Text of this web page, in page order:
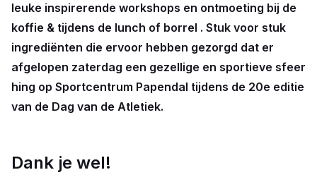
leuke inspirerende workshops en ontmoeting bij de
koffie & tijdens de lunch of borrel . Stuk voor stuk
ingrediënten die ervoor hebben gezorgd dat er
afgelopen zaterdag een gezellige en sportieve sfeer
hing op Sportcentrum Papendal tijdens de 20e editie
van de Dag van de Atletiek.
Dank je wel!